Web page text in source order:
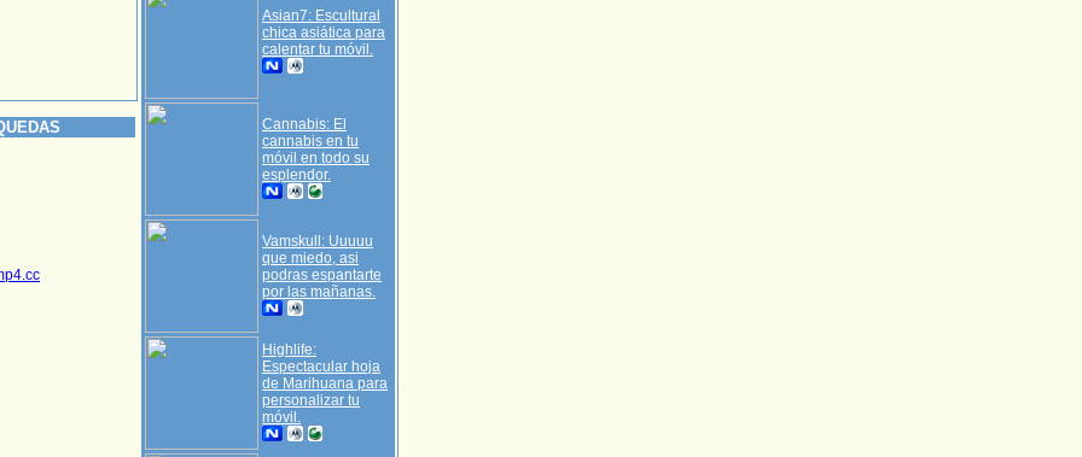
Asian7: Escultural
chica asiática para
calentar tu móvil.
Cannabis: El
cannabis en tu
móvil en todo su
esplendor.
Vamskull: Uuuuu
que miedo, asi
podras espantarte
por las mañanas.
Highlife:
Espectacular hoja
de Marihuana para
personalizar tu
móvil.